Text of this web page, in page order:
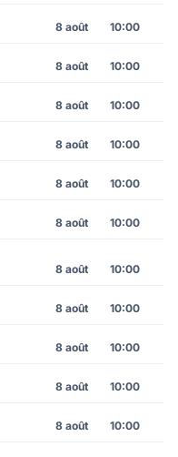
8 août 10:00
8 août 10:00
8 août 10:00
8 août 10:00
8 août 10:00
8 août 10:00
8 août 10:00
8 août 10:00
8 août 10:00
8 août 10:00
8 août 10:00